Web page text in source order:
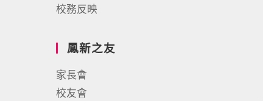
校務反映
鳳新之友
家長會
校友會